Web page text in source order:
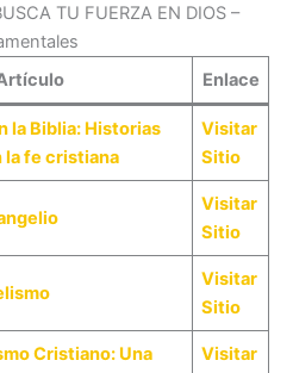
TU FUERZA EN DIOS –
Enlace
la Biblia: Historias
la fe cristiana
Visitar
Sitio
Visitar
Sitio
Visitar
Sitio
Cristiano: Una
Visitar